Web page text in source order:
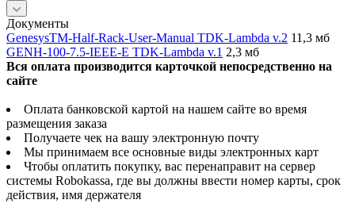
Документы
GenesysTM-Half-Rack-User-Manual TDK-Lambda v.2 11,3 мб
GENH-100-7.5-IEEE-E TDK-Lambda v.1 2,3 мб
Вся оплата производится карточкой непосредственно на
сайте
Оплата банковской картой на нашем сайте во время
размещения заказа
Получаете чек на вашу электронную почту
Мы принимаем все основные виды электронных карт
Чтобы оплатить покупку, вас перенаправит на сервер
системы Robokassa, где вы должны ввести номер карты, срок
действия, имя держателя